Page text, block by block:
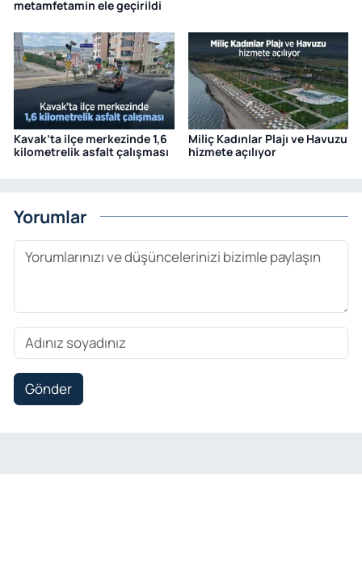
metamfetamin ele geçirildi
Kavak’ta ilçe merkezinde 1,6
kilometrelik asfalt çalışması
Miliç Kadınlar Plajı ve Havuzu
hizmete açılıyor
Yorumlar
Gönder